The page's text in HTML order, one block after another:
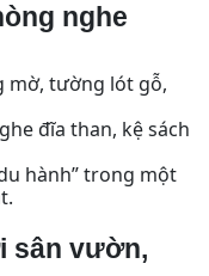
nghe
mờ, tường lót gỗ,
đĩa than, kệ sách
hành” trong một
sân vườn,